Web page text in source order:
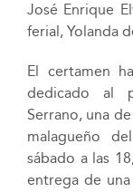
José Enrique
ferial, Yolanda
El certamen
dedicado al
Serrano, una
malagueño
sábado a las
entrega de